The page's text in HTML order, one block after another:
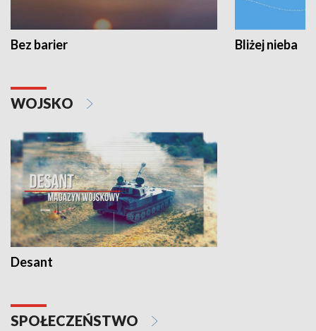
Bez barier Bliżej nieba
WOJSKO
Desant
SPOŁECZEŃSTWO